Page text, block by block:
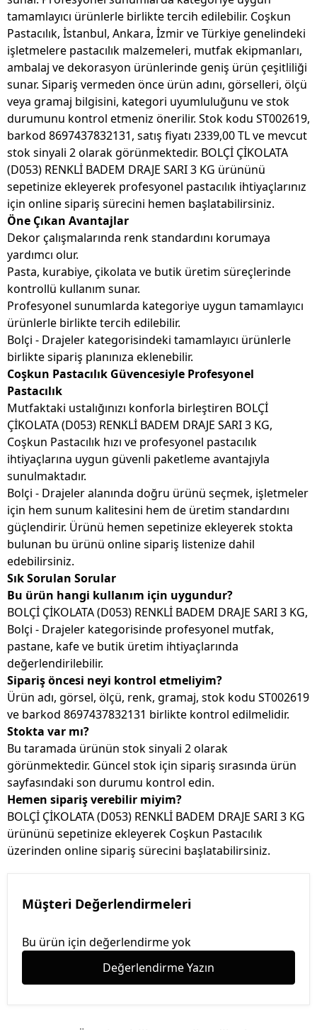
tamamlayıcı ürünlerle birlikte tercih edilebilir. Coşkun
Pastacılık, İstanbul, Ankara, İzmir ve Türkiye genelindeki
işletmelere pastacılık malzemeleri, mutfak ekipmanları,
ambalaj ve dekorasyon ürünlerinde geniş ürün çeşitliliği
sunar. Sipariş vermeden önce ürün adını, görselleri, ölçü
veya gramaj bilgisini, kategori uyumluluğunu ve stok
durumunu kontrol etmeniz önerilir. Stok kodu ST002619,
barkod 8697437832131, satış fiyatı 2339,00 TL ve mevcut
stok sinyali 2 olarak görünmektedir. BOLÇİ ÇİKOLATA
(D053) RENKLİ BADEM DRAJE SARI 3 KG ürününü
sepetinize ekleyerek profesyonel pastacılık ihtiyaçlarınız
için online sipariş sürecini hemen başlatabilirsiniz.
Öne Çıkan Avantajlar
Dekor çalışmalarında renk standardını korumaya
yardımcı olur.
Pasta, kurabiye, çikolata ve butik üretim süreçlerinde
kontrollü kullanım sunar.
Profesyonel sunumlarda kategoriye uygun tamamlayıcı
ürünlerle birlikte tercih edilebilir.
Bolçi - Drajeler kategorisindeki tamamlayıcı ürünlerle
birlikte sipariş planınıza eklenebilir.
Coşkun Pastacılık Güvencesiyle Profesyonel
Pastacılık
Mutfaktaki ustalığınızı konforla birleştiren BOLÇİ
ÇİKOLATA (D053) RENKLİ BADEM DRAJE SARI 3 KG,
Coşkun Pastacılık hızı ve profesyonel pastacılık
ihtiyaçlarına uygun güvenli paketleme avantajıyla
sunulmaktadır.
Bolçi - Drajeler alanında doğru ürünü seçmek, işletmeler
için hem sunum kalitesini hem de üretim standardını
güçlendirir. Ürünü hemen sepetinize ekleyerek stokta
bulunan bu ürünü online sipariş listenize dahil
edebilirsiniz.
Sık Sorulan Sorular
Bu ürün hangi kullanım için uygundur?
BOLÇİ ÇİKOLATA (D053) RENKLİ BADEM DRAJE SARI 3 KG,
Bolçi - Drajeler kategorisinde profesyonel mutfak,
pastane, kafe ve butik üretim ihtiyaçlarında
değerlendirilebilir.
Sipariş öncesi neyi kontrol etmeliyim?
Ürün adı, görsel, ölçü, renk, gramaj, stok kodu ST002619
ve barkod 8697437832131 birlikte kontrol edilmelidir.
Stokta var mı?
Bu taramada ürünün stok sinyali 2 olarak
görünmektedir. Güncel stok için sipariş sırasında ürün
sayfasındaki son durumu kontrol edin.
Hemen sipariş verebilir miyim?
BOLÇİ ÇİKOLATA (D053) RENKLİ BADEM DRAJE SARI 3 KG
ürününü sepetinize ekleyerek Coşkun Pastacılık
üzerinden online sipariş sürecini başlatabilirsiniz.
Müşteri Değerlendirmeleri
Bu ürün için değerlendirme yok
Değerlendirme Yazın